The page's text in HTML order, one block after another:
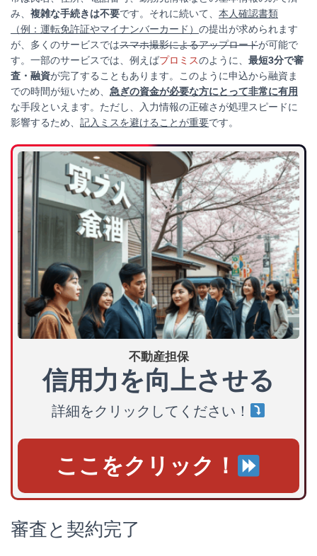
み、 複雑な手続きは不要です。それに続いて、 本人確認書類
（例：運転免許証やマイナンバーカード） の提出が求められます
が、多くのサービスではスマホ撮影によるアップロードが可能で
す。一部のサービスでは、例えばプロミスのように、 最短3分で審
査・融資が完了することもあります。このように申込から融資ま
での時間が短いため、 急ぎの資金が必要な方にとって非常に有用
な手段といえます。ただし、入力情報の正確さが処理スピードに
影響するため、 記入ミスを避けることが重要です。
不動産担保
信用力を向上させる
詳細をクリックしてください！
ここをクリック！
審査と契約完了